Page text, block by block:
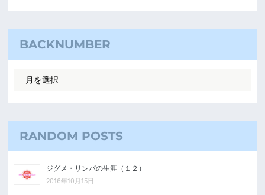
BACKNUMBER
RANDOM POSTS
ジグメ・リンパの生涯（１２）
2016年10月15日